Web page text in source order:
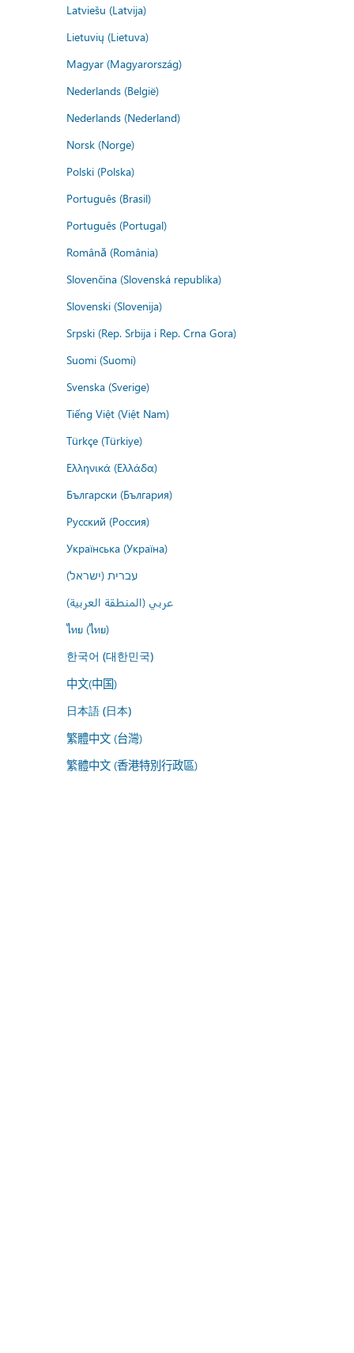
Latviešu (Latvija)
Lietuvių (Lietuva)
Magyar (Magyarország)
Nederlands (België)
Nederlands (Nederland)
Norsk (Norge)
Polski (Polska)
Português (Brasil)
Português (Portugal)
Română (România)
Slovenčina (Slovenská republika)
Slovenski (Slovenija)
Srpski (Rep. Srbija i Rep. Crna Gora)
Suomi (Suomi)
Svenska (Sverige)
Tiếng Việt (Việt Nam)
Türkçe (Türkiye)
Ελληνικά (Ελλάδα)
Български (България)
Русский (Россия)
Українська (Україна)
עברית (ישראל)
عربي (المنطقة العربية)
ไทย (ไทย)
한국어 (대한민국)
中文(中国)
日本語 (日本)
繁體中文 (台灣)
繁體中文 (香港特別行政區)